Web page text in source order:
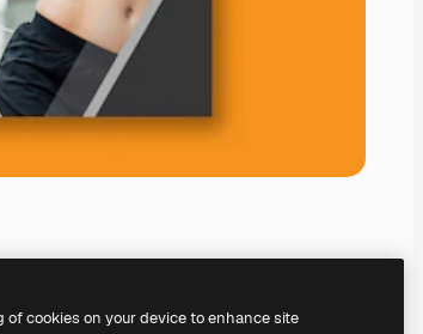
of cookies on your device to enhance site